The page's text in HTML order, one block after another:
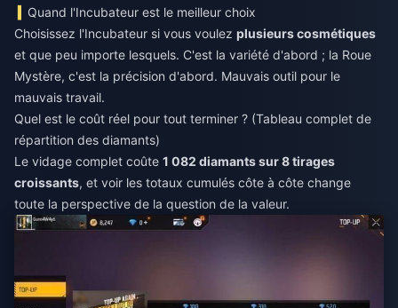
Quand l'Incubateur est le meilleur choix
Choisissez l'Incubateur si vous voulez plusieurs cosmétiques
et que peu importe lesquels. C'est la variété d'abord ; la Roue
Mystère, c'est la précision d'abord. Mauvais outil pour le
mauvais travail.
Quel est le coût réel pour tout terminer ? (Tableau complet de
répartition des diamants)
Le vidage complet coûte 1 082 diamants sur 8 tirages
croissants, et voir les totaux cumulés côte à côte change
toute la perspective de la question de la valeur.